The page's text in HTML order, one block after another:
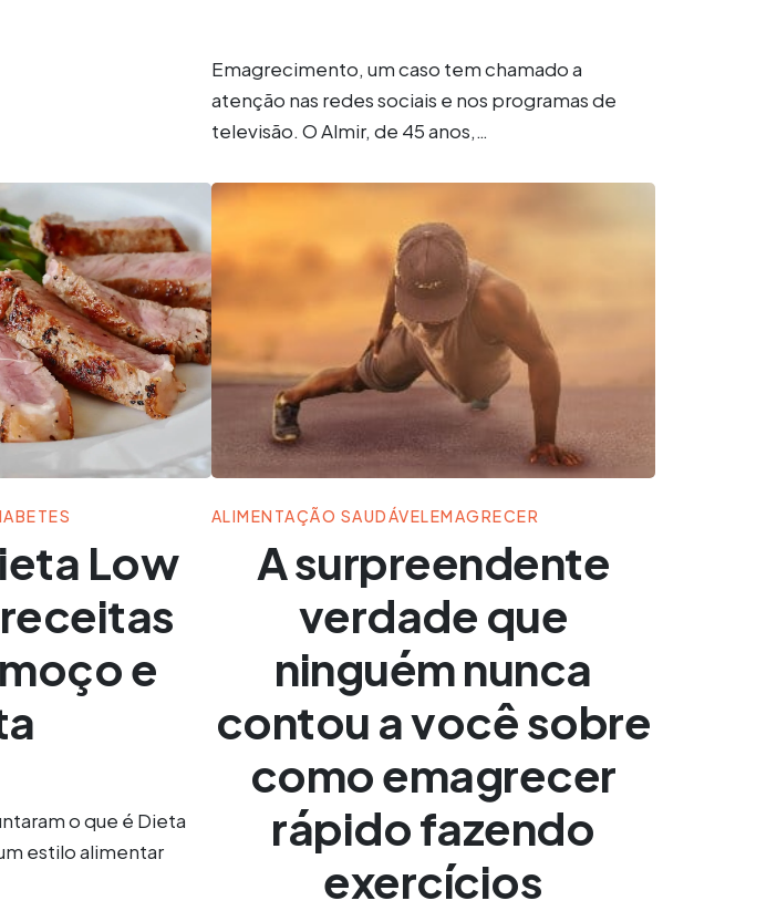
Emagrecimento, um caso tem chamado a
atenção nas redes sociais e nos programas de
televisão. O Almir, de 45 anos,…
Low
e
o que é Dieta
estilo alimentar
ALIMENTAÇÃO SAUDÁVELEMAGRECER
A surpreendente
verdade que
ninguém nunca
contou a você sobre
como emagrecer
rápido fazendo
exercícios